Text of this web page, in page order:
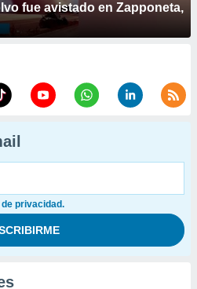
fue avistado en Zapponeta,
privacidad.